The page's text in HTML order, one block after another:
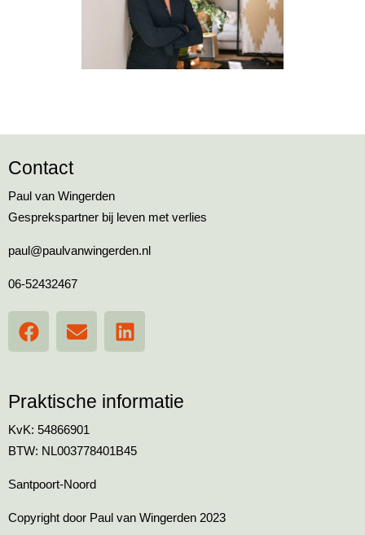
Contact
Paul van Wingerden
Gesprekspartner bij leven met verlies
paul@paulvanwingerden.nl
06-52432467
Praktische informatie
KvK: 54866901
BTW: NL003778401B45
Santpoort-Noord
Copyright door Paul van Wingerden 2023